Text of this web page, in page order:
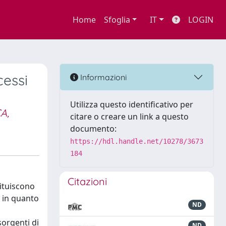
Home Sfoglia IT LOGIN
in quanto
di
Informazioni
Utilizza questo identificativo per
citare o creare un link a questo
documento:
https://hdl.handle.net/10278/3673
184
Citazioni
ND